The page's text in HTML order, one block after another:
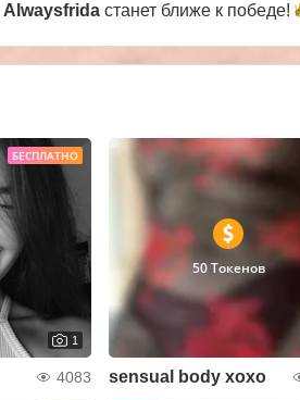
Alwaysfrida станет ближе к победе!
БЕСПЛАТНО
1
4083
50 Токенов
sensual body xoxo